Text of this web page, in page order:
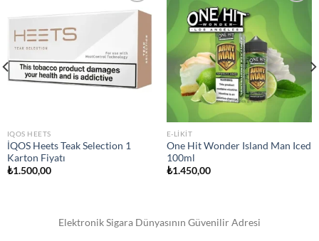
Add to
IQOS HEETS
İQOS Heets Teak Selection 1
Karton Fiyatı
₺1.500,00
wishlist
E-LIKIT
One Hit Wonder Island Man Iced
100ml
₺1.450,00
Elektronik Sigara Dünyasının Güvenilir Adresi